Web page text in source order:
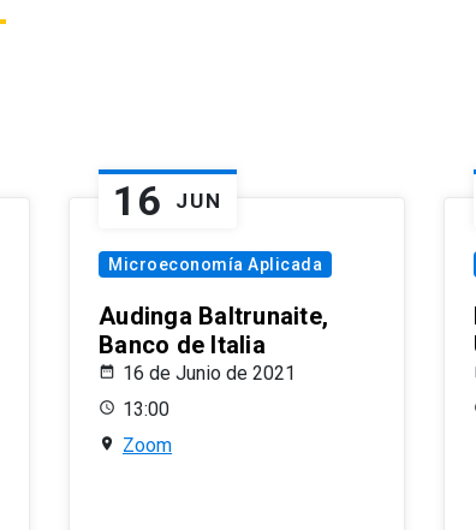
16 JUN
Microeconomía Aplicada
Audinga Baltrunaite,
Banco de Italia
16 de Junio de 2021
13:00
Zoom